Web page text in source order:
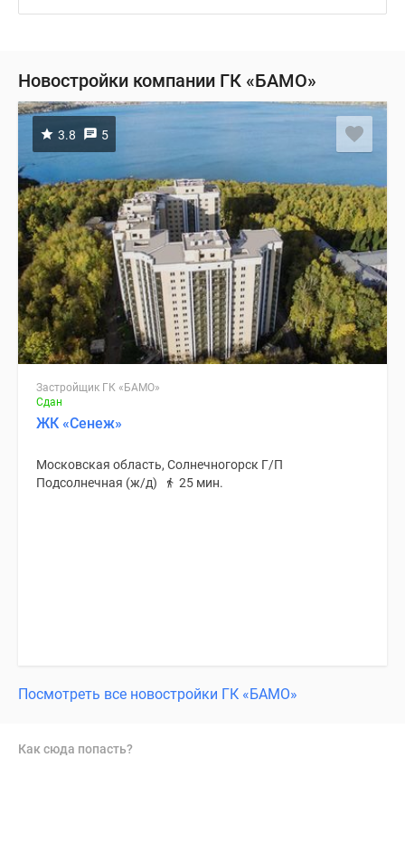
Новостройки компании ГК «БАМО»
3.8 5
Застройщик ГК «БАМО»
Сдан
ЖК «Сенеж»
Московская область, Солнечногорск Г/П
Подсолнечная (ж/д)
25 мин.
Посмотреть все новостройки ГК «БАМО»
Как сюда попасть?